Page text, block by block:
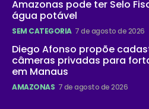
Amazonas pode ter Selo
água potável
SEM CATEGORIA 7 de agosto de 2026
Diego Afonso propõe
câmeras privadas para
em Manaus
AMAZONAS 7 de agosto de 2026